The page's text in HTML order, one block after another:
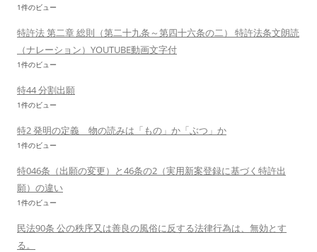
1件のビュー
特許法 第二章 総則（第二十九条～第四十六条の二） 特許法条文朗読
（ナレーション）YOUTUBE動画文字付
1件のビュー
特44 分割出願
1件のビュー
特2 発明の定義 物の読みは「もの」か「ぶつ」か
1件のビュー
特046条（出願の変更）と46条の2（実用新案登録に基づく特許出
願）の違い
1件のビュー
民法90条 公の秩序又は善良の風俗に反する法律行為は、無効とす
る。